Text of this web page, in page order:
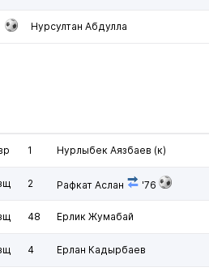
Нурсултан Абдулла
1 Нурлыбек Аязбаев (к)
2 Рафкат Аслан '76
48 Ерлик Жумабай
4 Ерлан Кадырбаев